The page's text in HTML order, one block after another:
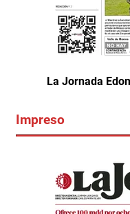
La Jornada
Impreso